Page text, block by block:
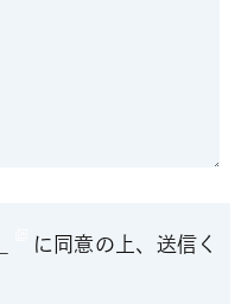
に同意の上、送信く